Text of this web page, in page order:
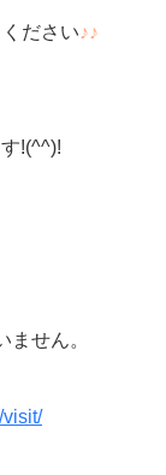
ださい♪♪
!(^^)!
せん。
visit/